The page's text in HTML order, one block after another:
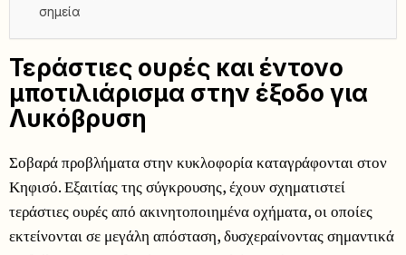
σημεία
Τεράστιες ουρές και έντονο
μποτιλιάρισμα στην έξοδο για
Λυκόβρυση
Σοβαρά προβλήματα στην κυκλοφορία καταγράφονται στον
Κηφισό. Εξαιτίας της σύγκρουσης, έχουν σχηματιστεί
τεράστιες ουρές από ακινητοποιημένα οχήματα, οι οποίες
εκτείνονται σε μεγάλη απόσταση, δυσχεραίνοντας σημαντικά